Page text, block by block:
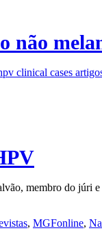
não
clinical cases
membro do
, MGFonline,